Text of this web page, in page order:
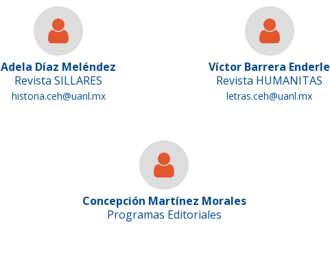
Adela Díaz Meléndez
Revista SILLARES
historia.ceh@uanl.mx
Víctor Barrera Enderle
Revista HUMANITAS
letras.ceh@uanl.mx
Concepción Martínez Morales
Programas Editoriales